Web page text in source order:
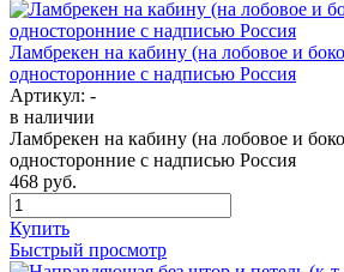
Ламбрекен на кабину (на лобовое и
односторонние с надписью Россия
Артикул: -
в наличии
Ламбрекен на кабину (на лобовое и
односторонние с надписью Россия
468 руб.
Купить
Быстрый просмотр